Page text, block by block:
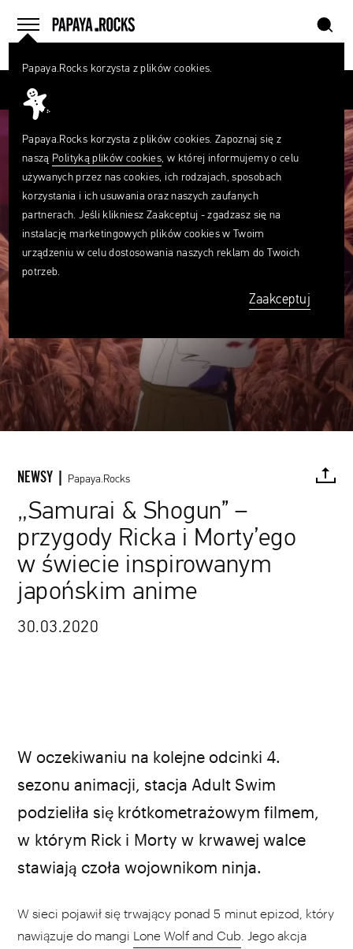
menu
home szukaj
NEWSY | Papaya.Rocks
„Samurai & Shogun” –
przygody Ricka i Morty’ego
w świecie inspirowanym
japońskim anime
30.03.2020
FACEBOOK TWITTER PINTEREST
W oczekiwaniu na kolejne odcinki 4.
sezonu animacji, stacja Adult Swim
podzieliła się krótkometrażowym filmem,
w którym Rick i Morty w krwawej walce
stawiają czoła wojownikom ninja.
W sieci pojawił się trwający ponad 5 minut epizod, który
nawiązuje do mangi Lone Wolf and Cub . Jego akcja
Papaya.Rocks korzysta z plików cookies.
Papaya.Rocks korzysta z plików cookies. Zapoznaj się z
naszą Polityką plików cookies, w której informujemy o celu
używanych przez nas cookies, ich rodzajach, sposobach
korzystania i ich usuwania oraz naszych zaufanych
partnerach. Jeśli klikniesz Zaakceptuj - zgadzasz się na
instalację marketingowych plików cookies w Twoim
urządzeniu w celu dostosowania naszych reklam do Twoich
potrzeb.
Zaakceptuj
Czego
szukasz?